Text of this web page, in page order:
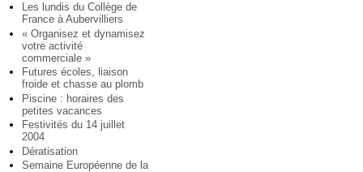
Les lundis du Collège de
France à Aubervilliers
« Organisez et dynamisez
votre activité
commerciale »
Futures écoles, liaison
froide et chasse au plomb
Piscine : horaires des
petites vacances
Festivités du 14 juillet
2004
Dératisation
Semaine Européenne de la